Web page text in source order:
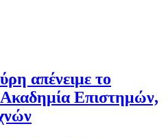
απένειμε το
Επιστημών,